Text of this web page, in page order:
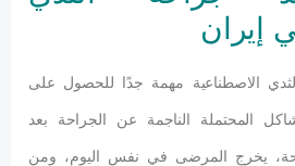
إيران
الاصطناعية مهمة جدًا للحصول على
المحتملة الناجمة عن الجراحة بعد
يخرج المرضى في نفس اليوم، ومن